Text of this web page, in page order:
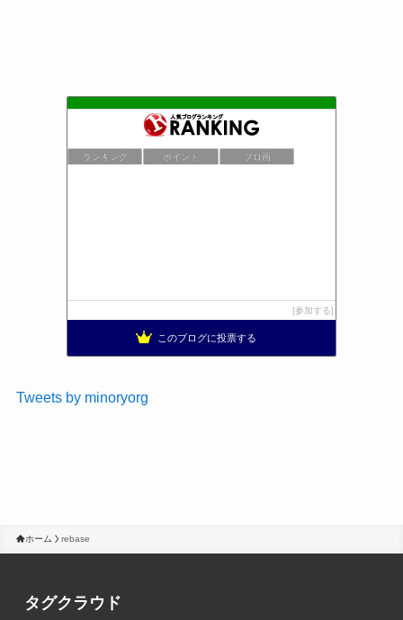
ランキング ポイント ブロ画
参加する
このブログに投票する
Tweets by minoryorg
ホーム rebase
タグクラウド